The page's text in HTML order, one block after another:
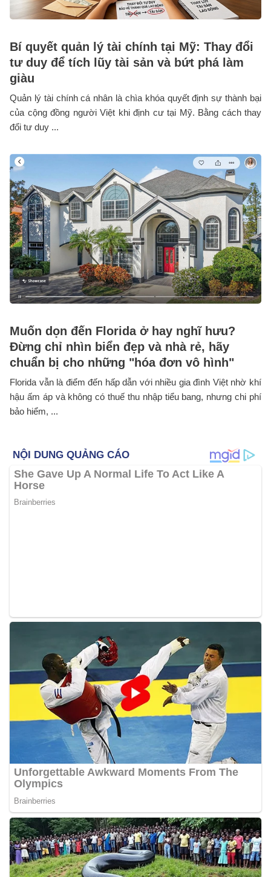
Bí quyết quản lý tài chính tại Mỹ: Thay đổi
tư duy để tích lũy tài sản và bứt phá làm
giàu
Quản lý tài chính cá nhân là chìa khóa quyết định sự thành bại
của cộng đồng người Việt khi định cư tại Mỹ. Bằng cách thay
đổi tư duy ...
Muốn dọn đến Florida ở hay nghĩ hưu?
Đừng chỉ nhìn biển đẹp và nhà rẻ, hãy
chuẩn bị cho những "hóa đơn vô hình"
Florida vẫn là điểm đến hấp dẫn với nhiều gia đình Việt nhờ khí
hậu ấm áp và không có thuế thu nhập tiểu bang, nhưng chi phí
bảo hiểm, ...